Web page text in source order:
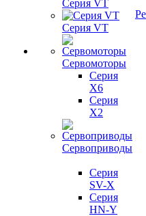
Серия VT
Серия VT
Сервомоторы
Серия
X6
Серия
X2
Сервоприводы
Серия
SV-X
Серия
HN-Y